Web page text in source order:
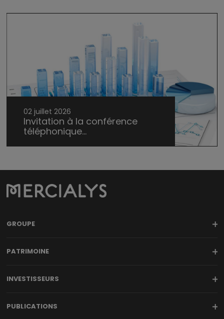
02 juillet 2026
Invitation à la conférence
téléphonique...
GROUPE
PATRIMOINE
INVESTISSEURS
PUBLICATIONS